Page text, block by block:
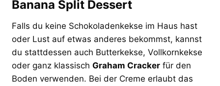
Banana Split Dessert
Falls du keine Schokoladenkekse im Haus hast
oder Lust auf etwas anderes bekommst, kannst
du stattdessen auch Butterkekse, Vollkornkekse
oder ganz klassisch Graham Cracker für den
Boden verwenden. Bei der Creme erlaubt das